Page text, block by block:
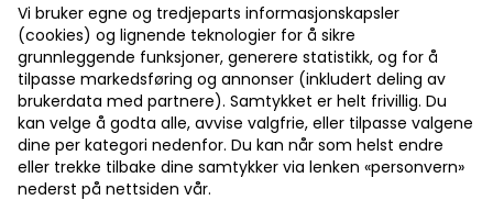
Vi bruker egne og tredjeparts informasjonskapsler
(cookies) og lignende teknologier for å sikre
grunnleggende funksjoner, generere statistikk, og for å
tilpasse markedsføring og annonser (inkludert deling av
brukerdata med partnere). Samtykket er helt frivillig. Du
kan velge å godta alle, avvise valgfrie, eller tilpasse valgene
dine per kategori nedenfor. Du kan når som helst endre
eller trekke tilbake dine samtykker via lenken «personvern»
nederst på nettsiden vår.